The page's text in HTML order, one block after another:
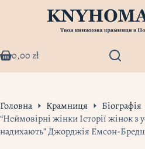
Кошик
0,00zł
Головна Крамниця
Біографія
“Неймовірні жінки Історії жінок з
надихають” Джорджія Емсон-